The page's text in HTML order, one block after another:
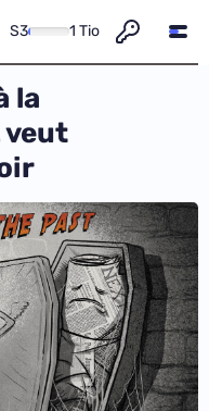
S3 1 Tio
la
veut